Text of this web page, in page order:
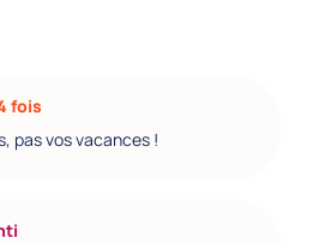
fois
pas vos vacances !